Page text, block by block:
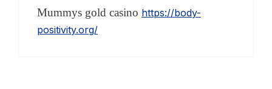
Mummys gold casino https://body-
positivity.org/